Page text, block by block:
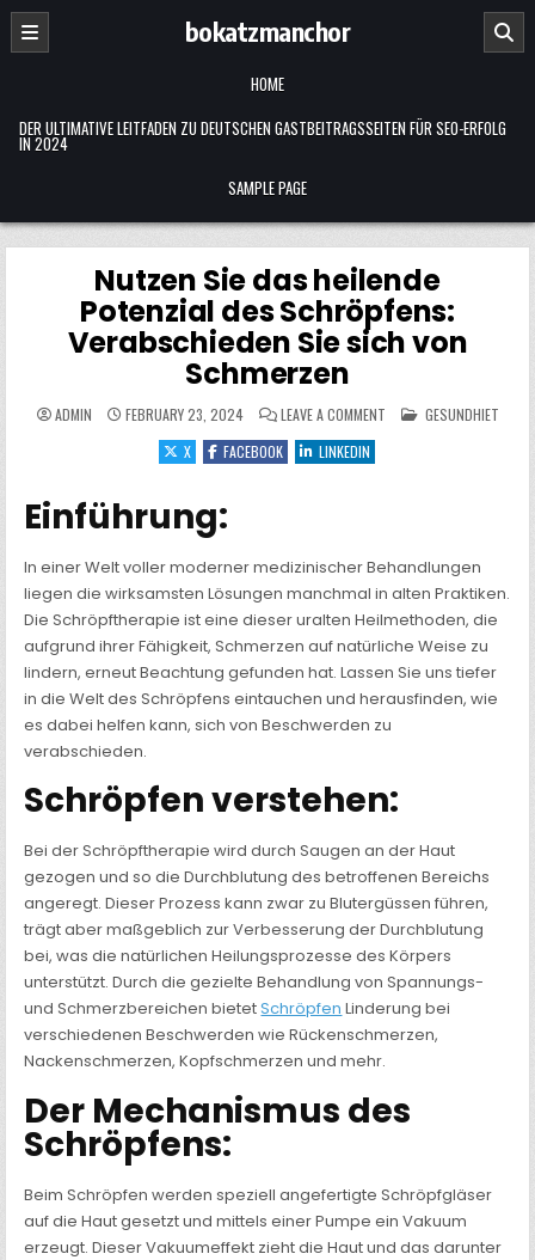
Skip
content
bokatzmanchor
HOME
DER ULTIMATIVE LEITFADEN ZU DEUTSCHEN GASTBEITRAGSSEITEN FÜR SEO-ERFOLG
IN 2024
SAMPLE PAGE
Nutzen Sie das heilende
Potenzial des Schröpfens:
Verabschieden Sie sich von
Schmerzen
ADMIN FEBRUARY 23, 2024 LEAVE A COMMENTON
NUTZEN
VON
SCHMERZEN
POSTED
IN
GESUNDHIET
X
FACEBOOK LINKEDIN
Einführung:
In einer Welt voller moderner medizinischer Behandlungen
liegen die wirksamsten Lösungen manchmal in alten Praktiken.
Die Schröpftherapie ist eine dieser uralten Heilmethoden, die
aufgrund ihrer Fähigkeit, Schmerzen auf natürliche Weise zu
lindern, erneut Beachtung gefunden hat. Lassen Sie uns tiefer
in die Welt des Schröpfens eintauchen und herausfinden, wie
es dabei helfen kann, sich von Beschwerden zu
verabschieden.
Schröpfen verstehen:
Bei der Schröpftherapie wird durch Saugen an der Haut
gezogen und so die Durchblutung des betroffenen Bereichs
angeregt. Dieser Prozess kann zwar zu Blutergüssen führen,
trägt aber maßgeblich zur Verbesserung der Durchblutung
bei, was die natürlichen Heilungsprozesse des Körpers
unterstützt. Durch die gezielte Behandlung von Spannungs-
und Schmerzbereichen bietetSchröpfen Linderung bei
verschiedenen Beschwerden wie Rückenschmerzen,
Nackenschmerzen, Kopfschmerzen und mehr.
Der Mechanismus des
Schröpfens:
Beim Schröpfen werden speziell angefertigte Schröpfgläser
auf die Haut gesetzt und mittels einer Pumpe ein Vakuum
erzeugt. Dieser Vakuumeffekt zieht die Haut und das darunter